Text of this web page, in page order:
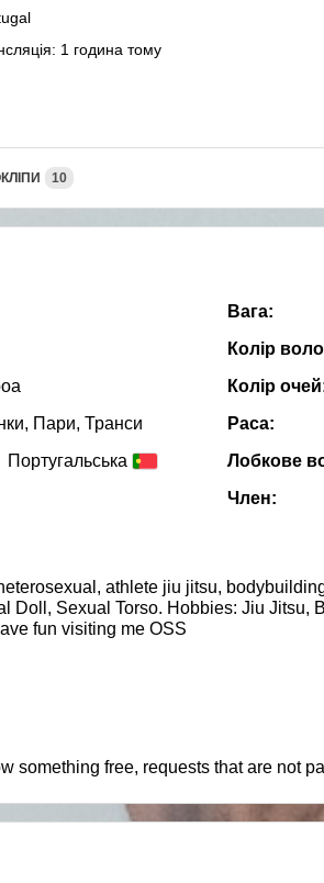
1 година тому
10
Пари, Транси
Португальська
Вага:
Колір
Колір
Раса:
Лобкове
Член:
athlete jiu jitsu,
Doll, Sexual Torso. Hobbies: Jiu Jitsu,
fun visiting me OSS
something free, requests that are not